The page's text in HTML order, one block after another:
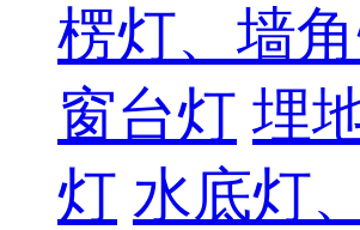
楞灯、墙角
窗台灯 埋
灯 水底灯